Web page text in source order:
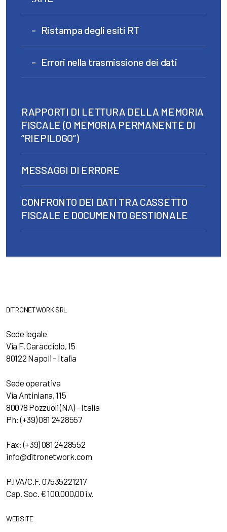
Ristampa degli esiti RT
Errori nella trasmissione dei dati
RAPPORTI DI LETTURA DELLA MEMORIA
FISCALE (O MEMORIA PERMANENTE DI
“RIEPILOGO”)
MESSAGGI DI ERRORE
CONFRONTO DEI DATI TRA CASSETTO
FISCALE E DOCUMENTO GESTIONALE
DITRONETWORK SRL
Sede legale
Via F. Caracciolo, 15
80122 Napoli – Italia
Sede operativa
Via Antiniana, 115
80078 Pozzuoli (NA) – Italia
Ph: (+39) 081 2428557
Fax: (+39) 081 2428552
info@ditronetwork.com
P.IVA/C.F. 07535221217
Cap. Soc. € 100.000,00 i.v.
WEBSITE